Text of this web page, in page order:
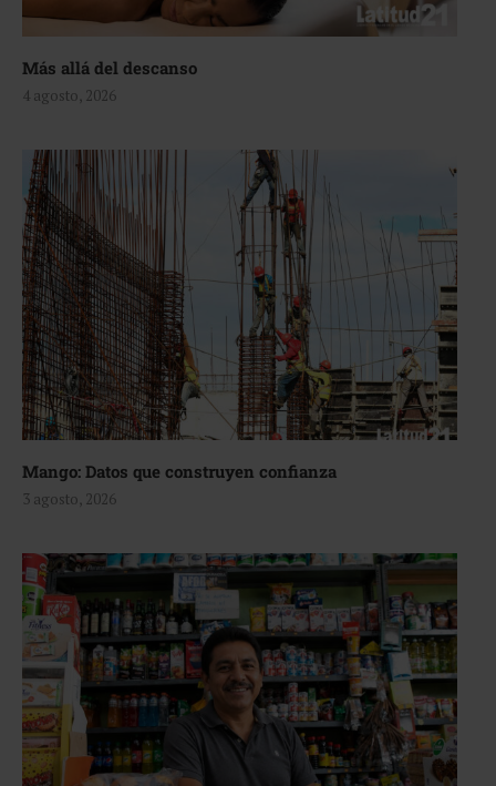
Más allá del descanso
4 agosto, 2026
Mango: Datos que construyen confianza
3 agosto, 2026